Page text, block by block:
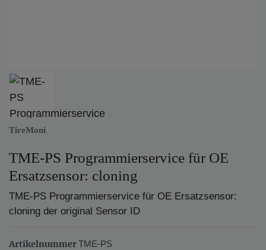
TireMoni
TME-PS Programmierservice für OE
Ersatzsensor: cloning
TME-PS Programmierservice für OE Ersatzsensor:
cloning der original Sensor ID
ArtikelnummerTME-PS